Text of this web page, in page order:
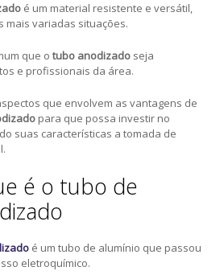
é um material resistente e versátil,
mais variadas situações.
que otubo anodizado seja
e profissionais da área.
que envolvem as vantagens de
para que possa investir no
suas características a tomada de
é o tubo de
é um tubo de alumínio que passou
eletroquímico.